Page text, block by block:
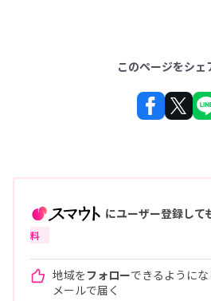
このページをシェ
にユーザー登録して
料
地域をフォローできるようにな
メールで届く